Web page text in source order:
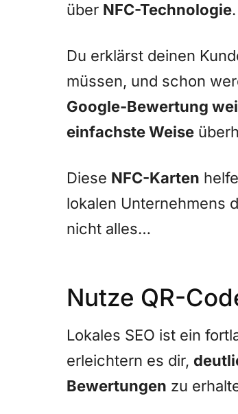
über NFC-Technologie.
Du erklärst deinen
müssen, und schon
Google-Bewertung
einfachste Weise
Diese NFC-Karten
lokalen Unternehmens
nicht alles…
Nutze QR-
Lokales SEO ist ein
erleichtern es dir,
Bewertungen zu